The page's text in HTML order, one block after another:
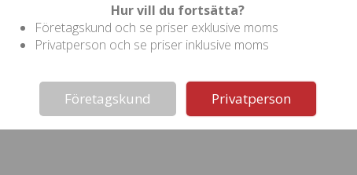
storlek på förpackning:
Hur vill du fortsätta?
Företagskund och se priser exklusive moms
Privatperson och se priser inklusive moms
Företagskund Privatperson